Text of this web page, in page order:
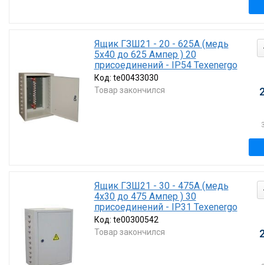
Ящик ГЗШ21 - 20 - 625А (медь
5х40 до 625 Ампер ) 20
присоединений - IP54 Texenergo
Код: te00433030
Товар закончился
Ящик ГЗШ21 - 30 - 475А (медь
4х30 до 475 Ампер ) 30
присоединений - IP31 Texenergo
Код: te00300542
Товар закончился